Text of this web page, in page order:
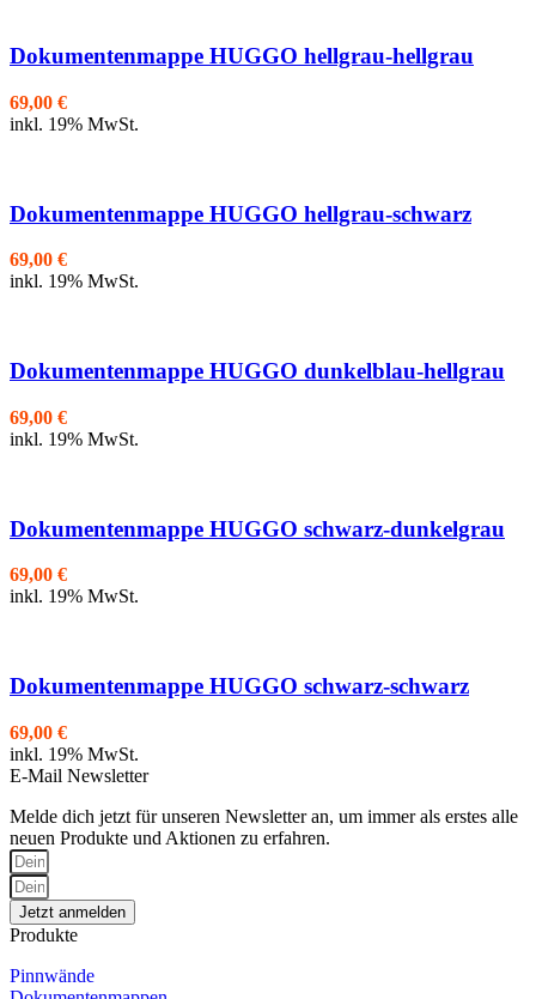
Dokumentenmappe HUGGO hellgrau-hellgrau
69,00 €
inkl. 19% MwSt.
Dokumentenmappe HUGGO hellgrau-schwarz
69,00 €
inkl. 19% MwSt.
Dokumentenmappe HUGGO dunkelblau-hellgrau
69,00 €
inkl. 19% MwSt.
Dokumentenmappe HUGGO schwarz-dunkelgrau
69,00 €
inkl. 19% MwSt.
Dokumentenmappe HUGGO schwarz-schwarz
69,00 €
inkl. 19% MwSt.
E-Mail Newsletter
Melde dich jetzt für unseren Newsletter an, um immer als erstes alle
neuen Produkte und Aktionen zu erfahren.
Jetzt anmelden
Produkte
Pinnwände